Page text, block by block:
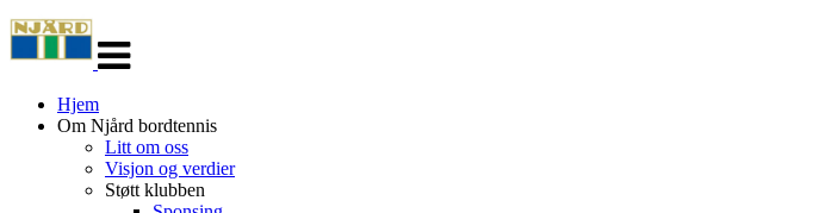
navigasjon
Hjem
Om Njård bordtennis
Litt om oss
Visjon og verdier
Støtt klubben